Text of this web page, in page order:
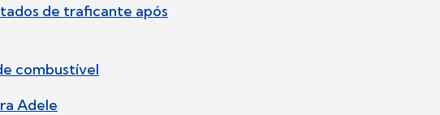
de traficante após
combustível
Adele